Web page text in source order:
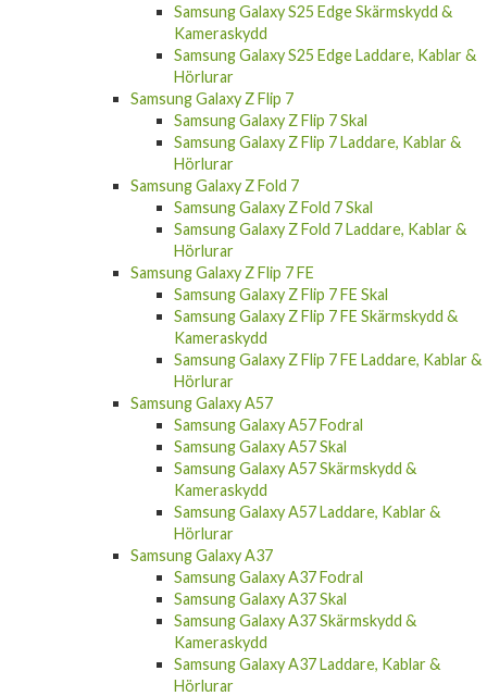
Samsung Galaxy S25 Edge Skärmskydd &
Kameraskydd
Samsung Galaxy S25 Edge Laddare, Kablar &
Hörlurar
Samsung Galaxy Z Flip 7
Samsung Galaxy Z Flip 7 Skal
Samsung Galaxy Z Flip 7 Laddare, Kablar &
Hörlurar
Samsung Galaxy Z Fold 7
Samsung Galaxy Z Fold 7 Skal
Samsung Galaxy Z Fold 7 Laddare, Kablar &
Hörlurar
Samsung Galaxy Z Flip 7 FE
Samsung Galaxy Z Flip 7 FE Skal
Samsung Galaxy Z Flip 7 FE Skärmskydd &
Kameraskydd
Samsung Galaxy Z Flip 7 FE Laddare, Kablar &
Hörlurar
Samsung Galaxy A57
Samsung Galaxy A57 Fodral
Samsung Galaxy A57 Skal
Samsung Galaxy A57 Skärmskydd &
Kameraskydd
Samsung Galaxy A57 Laddare, Kablar &
Hörlurar
Samsung Galaxy A37
Samsung Galaxy A37 Fodral
Samsung Galaxy A37 Skal
Samsung Galaxy A37 Skärmskydd &
Kameraskydd
Samsung Galaxy A37 Laddare, Kablar &
Hörlurar